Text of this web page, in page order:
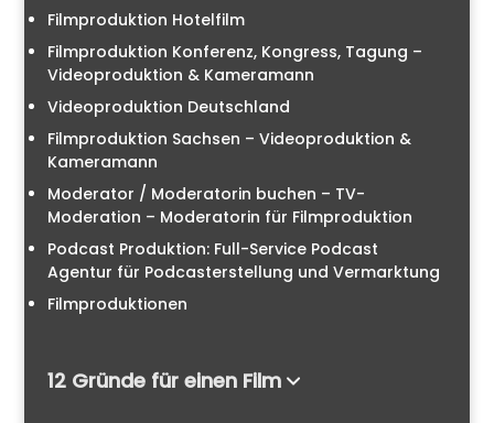
Filmproduktion Hotelfilm
Filmproduktion Konferenz, Kongress, Tagung –
Videoproduktion & Kameramann
Videoproduktion Deutschland
Filmproduktion Sachsen – Videoproduktion &
Kameramann
Moderator / Moderatorin buchen – TV-
Moderation – Moderatorin für Filmproduktion
Podcast Produktion: Full-Service Podcast
Agentur für Podcasterstellung und Vermarktung
Filmproduktionen
12 Gründe für einen Film